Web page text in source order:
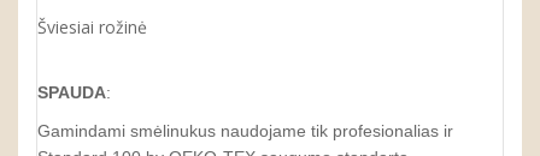
Šviesiai rožinė
SPAUDA:
Gamindami smėlinukus naudojame tik profesionalias ir